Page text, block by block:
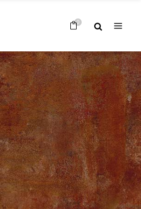
0
Nessun prodotto nel carrello
Nessun prodotto nel carrello